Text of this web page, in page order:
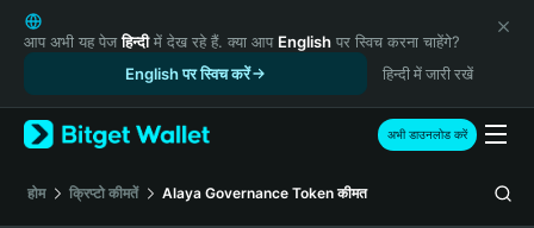
English
日本語
Русский
Español (Latinoamérica)
Türkçe
Italiano
आप अभी यह पेजहिन्दीमें देख रहे हैं. क्या आप English पर स्विच करना चाहेंगे?
English पर स्विच करें
हिन्दी में जारी रखें
अभी डाउनलोड करें
होम क्रिप्टो कीमतें Alaya Governance Token कीमत